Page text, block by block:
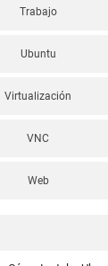
Trabajo
Ubuntu
Virtualización
VNC
Web